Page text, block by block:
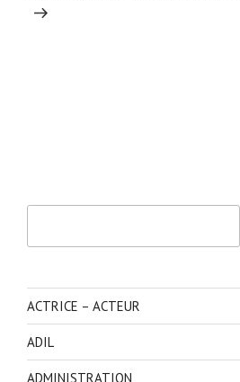
ACTRICE – ACTEUR
ADIL
ADMINISTRATION